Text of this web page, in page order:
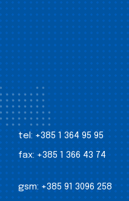
tel: +385 1 364 95 95
fax: +385 1 366 43 74
gsm: +385 91 3096 258